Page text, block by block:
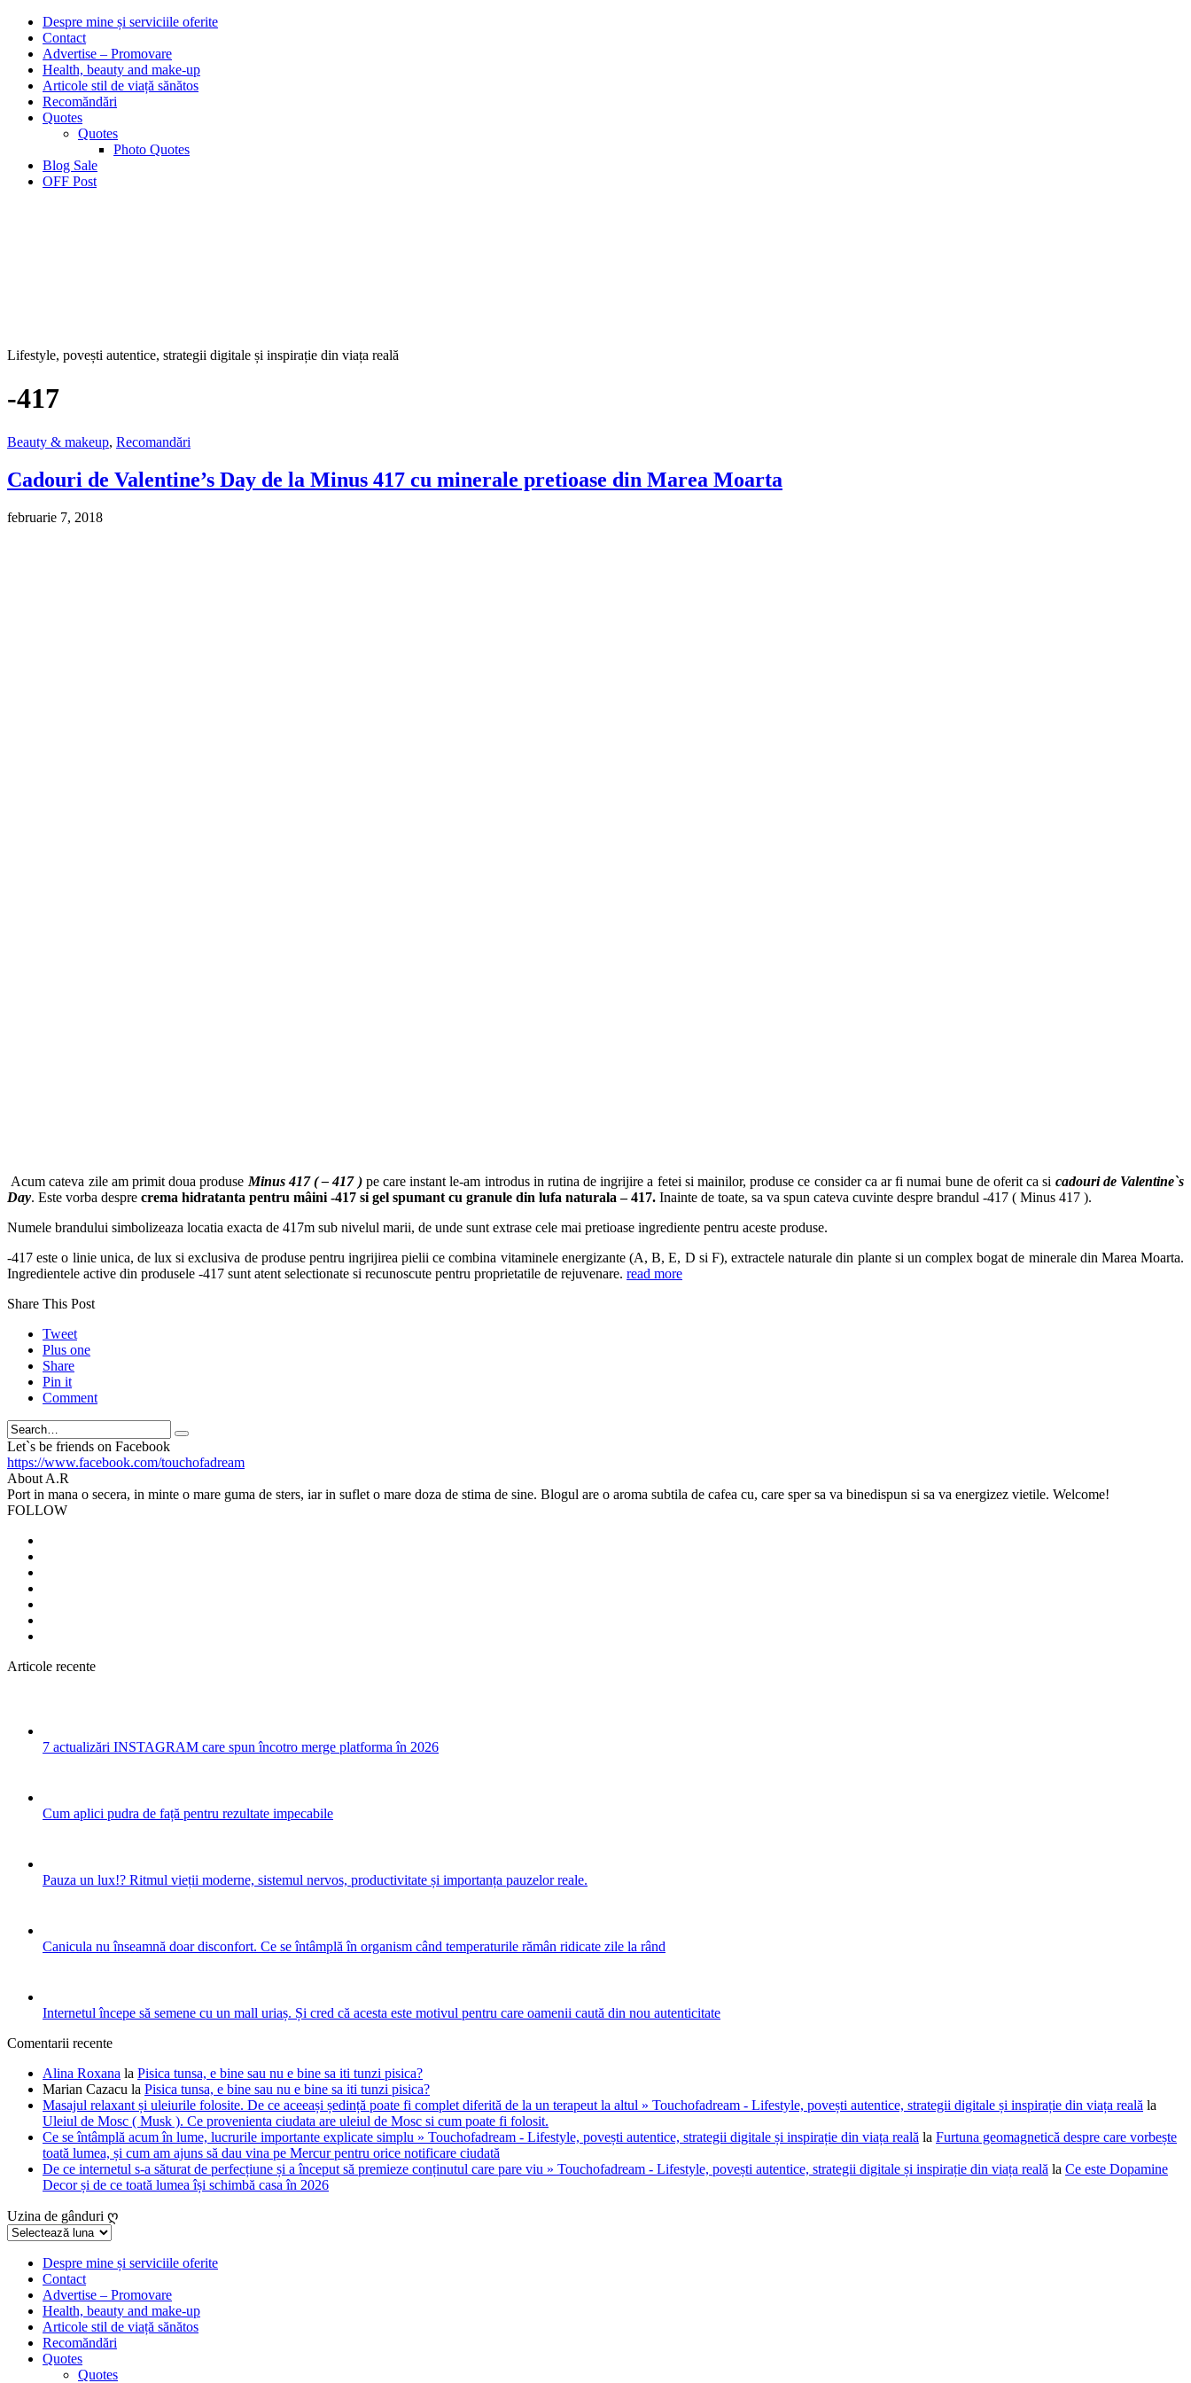
Despre mine și serviciile oferite
Contact
Advertise – Promovare
Health, beauty and make-up
Articole stil de viață sănătos
Recomăndări
Quotes
Quotes
Photo Quotes
Blog Sale
OFF Post
Lifestyle, povești autentice, strategii digitale și inspirație din viața reală
-417
Beauty & makeup, Recomandări
Cadouri de Valentine’s Day de la Minus 417 cu minerale pretioase din Marea Moarta
februarie 7, 2018
Acum cateva zile am primit doua produse Minus 417 ( – 417 )pe care instant le-am introdus in rutina de ingrijire a fetei si mainilor, produse ce consider ca ar fi numai bune de oferit ca si cadouri de Valentine`s
Day. Este vorba despre crema hidratanta pentru mâini -417 si gel spumant cu granule din lufa naturala – 417. Inainte de toate, sa va spun cateva cuvinte despre brandul -417 ( Minus 417 ).
Numele brandului simbolizeaza locatia exacta de 417m sub nivelul marii, de unde sunt extrase cele mai pretioase ingrediente pentru aceste produse.
-417 este o linie unica, de lux si exclusiva de produse pentru ingrijirea pielii ce combina vitaminele energizante (A, B, E, D si F), extractele naturale din plante si un complex bogat de minerale din Marea Moarta.
Ingredientele active din produsele -417 sunt atent selectionate si recunoscute pentru proprietatile de rejuvenare. read more
Share This Post
Tweet
Plus one
Share
Pin it
Comment
Search
Let`s be friends on Facebook
https://www.facebook.com/touchofadream
About A.R
Port in mana o secera, in minte o mare guma de sters, iar in suflet o mare doza de stima de sine. Blogul are o aroma subtila de cafea cu, care sper sa va binedispun si sa va energizez vietile. Welcome!
FOLLOW
Articole recente
7 actualizări INSTAGRAM care spun încotro merge platforma în 2026
Cum aplici pudra de față pentru rezultate impecabile
Pauza un lux!? Ritmul vieții moderne, sistemul nervos, productivitate și importanța pauzelor reale.
Canicula nu înseamnă doar disconfort. Ce se întâmplă în organism când temperaturile rămân ridicate zile la rând
Internetul începe să semene cu un mall uriaș. Și cred că acesta este motivul pentru care oamenii caută din nou autenticitate
Comentarii recente
Alina Roxana la Pisica tunsa, e bine sau nu e bine sa iti tunzi pisica?
Marian Cazacu la Pisica tunsa, e bine sau nu e bine sa iti tunzi pisica?
Masajul relaxant și uleiurile folosite. De ce aceeași ședință poate fi complet diferită de la un terapeut la altul » Touchofadream - Lifestyle, povești autentice, strategii digitale și inspirație din viața reală la
Uleiul de Mosc ( Musk ). Ce provenienta ciudata are uleiul de Mosc si cum poate fi folosit.
Ce se întâmplă acum în lume, lucrurile importante explicate simplu » Touchofadream - Lifestyle, povești autentice, strategii digitale și inspirație din viața reală la Furtuna geomagnetică despre care vorbește
toată lumea, și cum am ajuns să dau vina pe Mercur pentru orice notificare ciudată
De ce internetul s-a săturat de perfecțiune și a început să premieze conținutul care pare viu » Touchofadream - Lifestyle, povești autentice, strategii digitale și inspirație din viața reală la Ce este Dopamine
Decor și de ce toată lumea își schimbă casa în 2026
Uzina de gânduri ღ
Uzina
gânduriDespre mine și serviciile oferite
Contact
Advertise – Promovare
Health, beauty and make-up
Articole stil de viață sănătos
Recomăndări
Quotes
Quotes